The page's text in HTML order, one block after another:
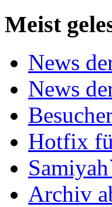
Meist
News
News
Hotfix
Archiv